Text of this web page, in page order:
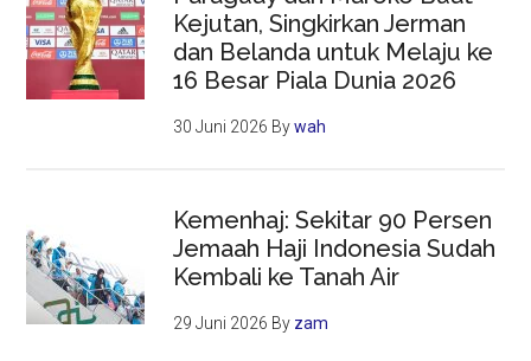
Kejutan, Singkirkan Jerman
dan Belanda untuk Melaju ke
16 Besar Piala Dunia 2026
30 Juni 2026 Bywah
Kemenhaj: Sekitar 90 Persen
Jemaah Haji Indonesia Sudah
Kembali ke Tanah Air
29 Juni 2026 By zam